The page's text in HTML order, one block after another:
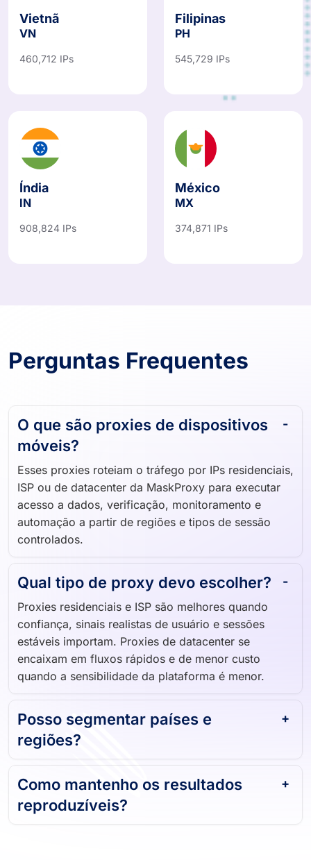
Vietnã
VN
460,712 IPs
Filipinas
PH
545,729 IPs
Índia
IN
908,824 IPs
México
MX
374,871 IPs
Perguntas Frequentes
O que são proxies de dispositivos
móveis?
Esses proxies roteiam o tráfego por IPs residenciais,
ISP ou de datacenter da MaskProxy para executar
acesso a dados, verificação, monitoramento e
automação a partir de regiões e tipos de sessão
controlados.
Qual tipo de proxy devo escolher?
Proxies residenciais e ISP são melhores quando
confiança, sinais realistas de usuário e sessões
estáveis importam. Proxies de datacenter se
encaixam em fluxos rápidos e de menor custo
quando a sensibilidade da plataforma é menor.
Posso segmentar países e
regiões?
Como mantenho os resultados
reproduzíveis?